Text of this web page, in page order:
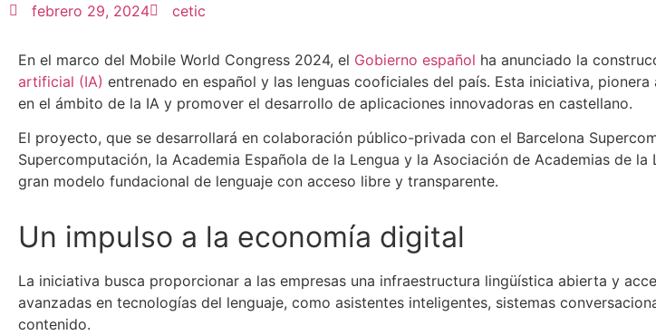
febrero 29, 2024 cetic
En el marco del Mobile World Congress 2024, el Gobierno español ha anunciado la
artificial (IA) entrenado en español y las lenguas cooficiales del país. Esta iniciativa,
en el ámbito de la IA y promover el desarrollo de aplicaciones innovadoras en castellano.
El proyecto, que se desarrollará en colaboración público-privada con el Barcelona
Supercomputación, la Academia Española de la Lengua y la Asociación de Academias de
gran modelo fundacional de lenguaje con acceso libre y transparente.
Un impulso a la economía digital
La iniciativa busca proporcionar a las empresas una infraestructura lingüística abierta y
avanzadas en tecnologías del lenguaje, como asistentes inteligentes, sistemas
contenido.